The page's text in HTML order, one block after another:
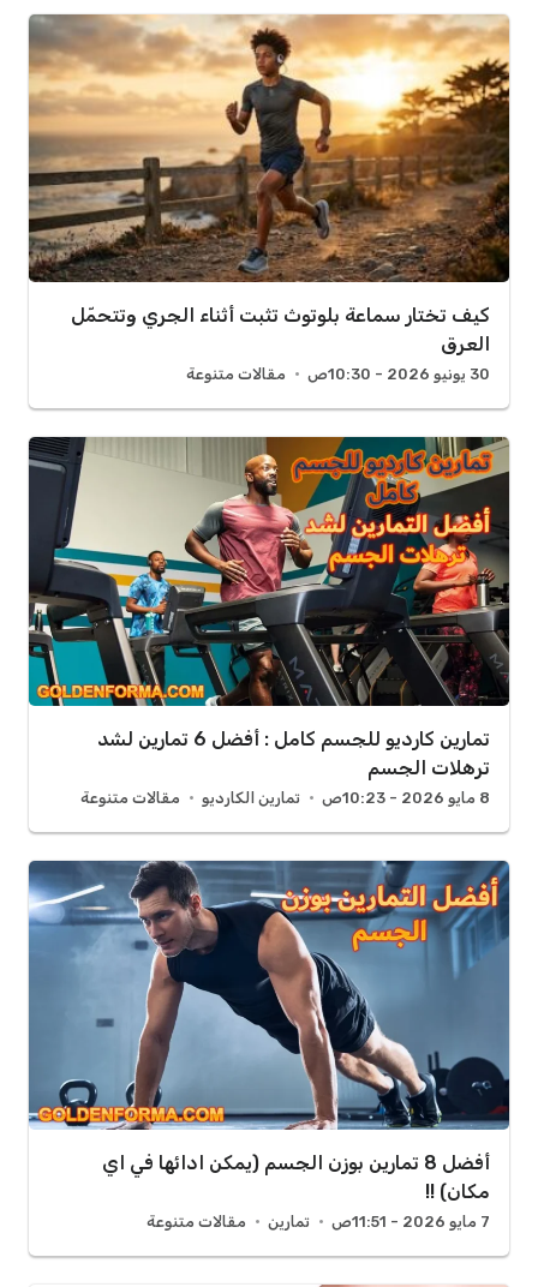
كيف تختار سماعة بلوتوث تثبت أثناء الجري وتتحمّل
العرق
30 يونيو 2026 - 10:30ص مقالات متنوعة
تمارين كارديو للجسم كامل : أفضل 6 تمارين لشد
ترهلات الجسم
8 مايو 2026 - 10:23ص تمارين الكارديو مقالات متنوعة
أفضل 8 تمارين بوزن الجسم (يمكن ادائها في اي
مكان) !!
7 مايو 2026 - 11:51ص تمارين مقالات متنوعة